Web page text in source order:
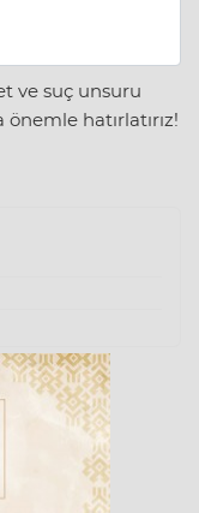
ve suç unsuru
hatırlatırız!